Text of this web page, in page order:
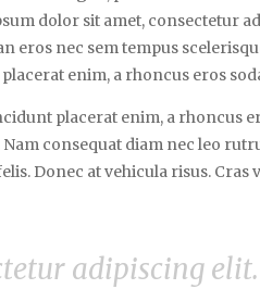
dolor sit amet, consectetur
eros nec sem tempus
enim, a rhoncus eros
placerat enim, a rhoncus
consequat diam nec leo
Donec at vehicula risus.
adipiscing